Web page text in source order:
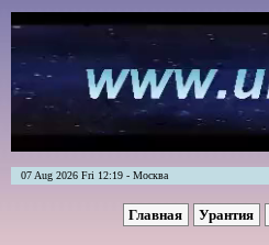
07 Aug 2026 Fri 12:19 - Москва
Главная Урантия